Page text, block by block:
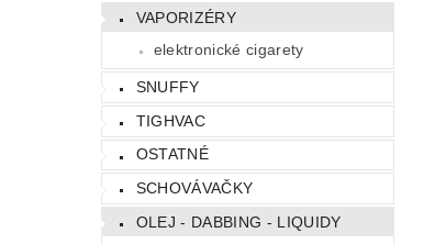
VAPORIZÉRY
elektronické cigarety
SNUFFY
TIGHVAC
OSTATNÉ
SCHOVÁVAČKY
OLEJ - DABBING - LIQUIDY